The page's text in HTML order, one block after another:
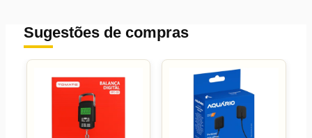
Sugestões de compras